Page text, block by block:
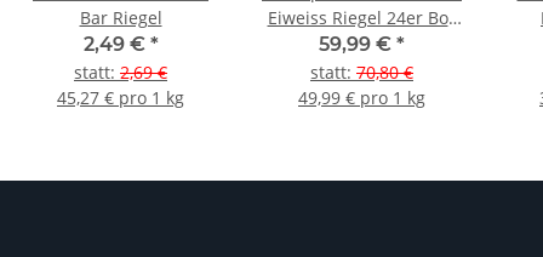
Bar Riegel
2,49 € *
statt: 2,69 €
45,27 € pro 1 kg
Eiweiss Riegel 24er Box
Cookie & Cream
59,99 € *
statt: 70,80 €
49,99 € pro 1 kg